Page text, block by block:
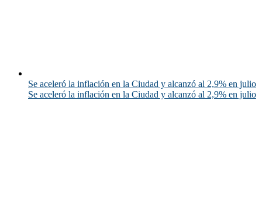
Se aceleró la inflación en la Ciudad y alcanzó al 2,9% en julio
Se aceleró la inflación en la Ciudad y alcanzó al 2,9% en julio